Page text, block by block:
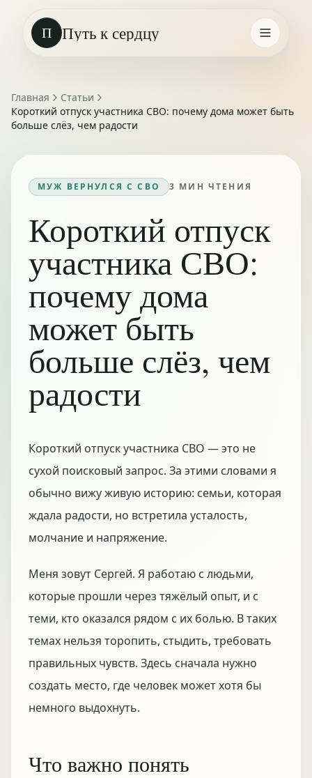
П Путь к сердцу
Главная
Статьи
Короткий отпуск участника СВО: почему дома может быть
больше слёз, чем радости
МУЖ ВЕРНУЛСЯ С СВО 3 МИН ЧТЕНИЯ
Короткий отпуск
участника СВО:
почему дома
может быть
больше слёз, чем
радости
Короткий отпуск участника СВО — это не
сухой поисковый запрос. За этими словами я
обычно вижу живую историю: семьи, которая
ждала радости, но встретила усталость,
молчание и напряжение.
Меня зовут Сергей. Я работаю с людьми,
которые прошли через тяжёлый опыт, и с
теми, кто оказался рядом с их болью. В таких
темах нельзя торопить, стыдить, требовать
правильных чувств. Здесь сначала нужно
создать место, где человек может хотя бы
немного выдохнуть.
Что важно понять